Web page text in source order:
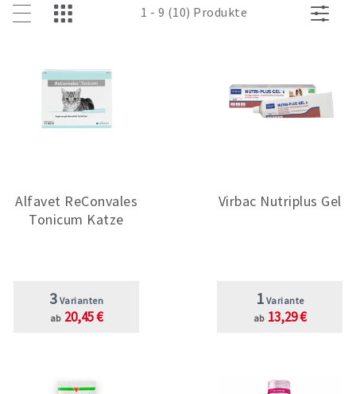
1 - 9 (10) Produkte
Alfavet ReConvales
Tonicum Katze
3 Varianten
ab 20,45 €
Virbac Nutriplus Gel
1 Variante
ab 13,29 €